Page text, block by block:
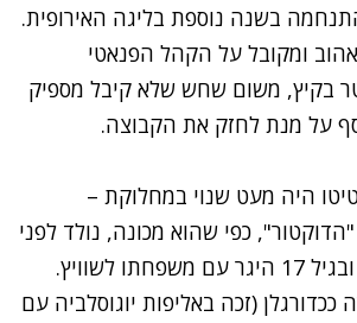
בשנה נוספת בליגה האירופית.
ומקובל על הקהל הפנאטי
בקיץ, משום שחש שלא קיבל מספיק
על מנת לחזק את הקבוצה.
היה מעט שנוי במחלוקת –
"הדוקטור", כפי שהוא מכונה, נולד לפני
49 שנים בבוסניה ובגיל 17 היגר עם משפחתו לשוויץ.
ככדורגלן (זכה באליפות יוגוסלביה עם